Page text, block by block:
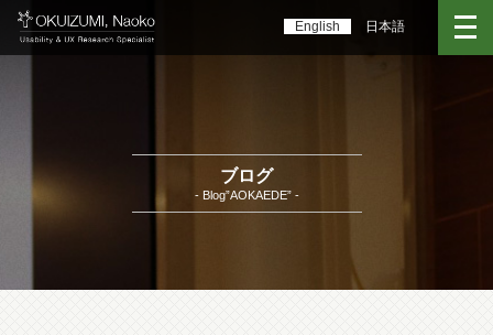
English 日本語
ブログ
- Blog”AOKAEDE” -